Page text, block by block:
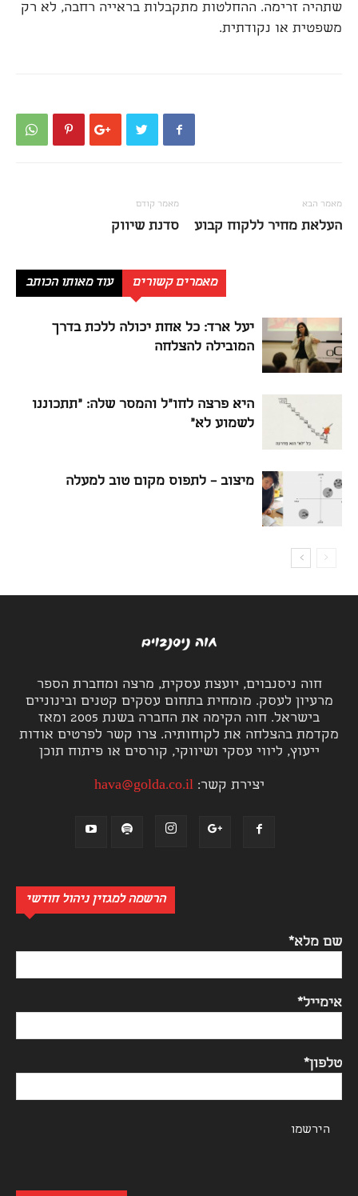
שתהיה זרימה. ההחלטות מתקבלות בראייה רחבה, לא רק
משפטית או נקודתית.
מאמר קודם
סדנת שיווק
מאמר הבא
העלאת מחיר ללקוח קבוע
מאמרים קשורים עוד מאותו הכותב
יעל ארד: כל אחת יכולה ללכת בדרך
המובילה להצלחה
היא פרצה לחו"ל והמסר שלה: "תתכוננו
לשמוע לא"
מיצוב – לתפוס מקום טוב למעלה
חוה ניסנבוים, יועצת עסקית, מרצה ומחברת הספר
מרעיון לעסק. מומחית בתחום עסקים קטנים ובינוניים
בישראל. חוה הקימה את החברה בשנת 2005 ומאז
מקדמת בהצלחה את לקוחותיה. צרו קשר לפרטים אודות
ייעוץ, ליווי עסקי ושיווקי, קורסים או פיתוח תוכן
יצירת קשר:hava@golda.co.il
הרשמה למגזין ניהול חודשי
שם מלא*
אימייל*
טלפון*